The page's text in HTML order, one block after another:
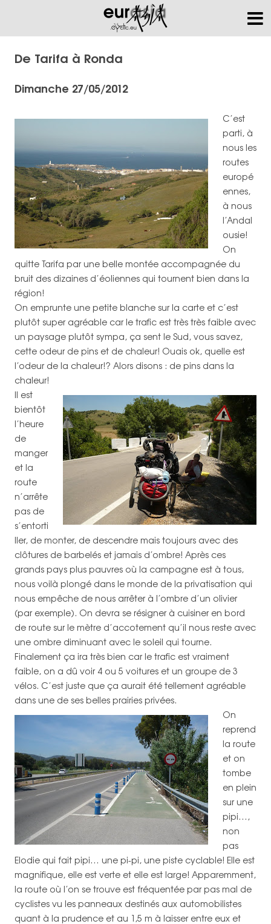
De Tarifa à Ronda
Dimanche 27/05/2012
C’est
parti, à
nous les
routes
europé
ennes,
à nous
l’Andal
ousie!
On
quitte Tarifa par une belle montée accompagnée du
bruit des dizaines d’éoliennes qui tournent bien dans la
région!
On emprunte une petite blanche sur la carte et c’est
plutôt super agréable car le trafic est très très faible avec
un paysage plutôt sympa, ça sent le Sud, vous savez,
cette odeur de pins et de chaleur! Ouais ok, quelle est
l’odeur de la chaleur!? Alors disons : de pins dans la
chaleur!
Il est
bientôt
l’heure
de
manger
et la
route
n’arrête
pas de
s’entorti
ller, de monter, de descendre mais toujours avec des
clôtures de barbelés et jamais d’ombre! Après ces
grands pays plus pauvres où la campagne est à tous,
nous voilà plongé dans le monde de la privatisation qui
nous empêche de nous arrêter à l’ombre d’un olivier
(par exemple). On devra se résigner à cuisiner en bord
de route sur le mètre d’accotement qu’il nous reste avec
une ombre diminuant avec le soleil qui tourne.
Finalement ça ira très bien car le trafic est vraiment
faible, on a dû voir 4 ou 5 voitures et un groupe de 3
vélos. C’est juste que ça aurait été tellement agréable
dans une de ses belles prairies privées.
On
reprend
la route
et on
tombe
en plein
sur une
pipi…,
non
pas
Elodie qui fait pipi… une pi-pi, une piste cyclable! Elle est
magnifique, elle est verte et elle est large! Apparemment,
la route où l’on se trouve est fréquentée par pas mal de
cyclistes vu les panneaux destinés aux automobilistes
quant à la prudence et au 1,5 m à laisser entre eux et